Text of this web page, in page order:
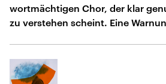
wortmächtigen Chor, der klar
zu verstehen scheint. Eine